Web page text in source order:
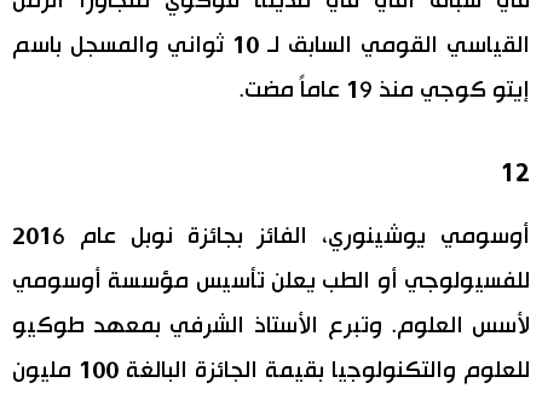
القياسي القومي السابق لـ 10 ثواني والمسجل باسم
إيتو كوجي منذ 19 عاماً مضت.
12
أوسومي يوشينوري، الفائز بجائزة نوبل عام 2016
للفسيولوجي أو الطب يعلن تأسيس مؤسسة أوسومي
لأسس العلوم. وتبرع الأستاذ الشرفي بمعهد طوكيو
للعلوم والتكنولوجيا بقيمة الجائزة البالغة 100 مليون